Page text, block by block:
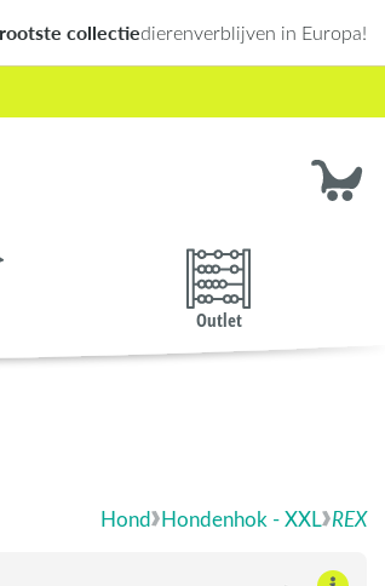
collectiedierenverblijven in Europa!
Outlet
Hond Hondenhok - XXL REX